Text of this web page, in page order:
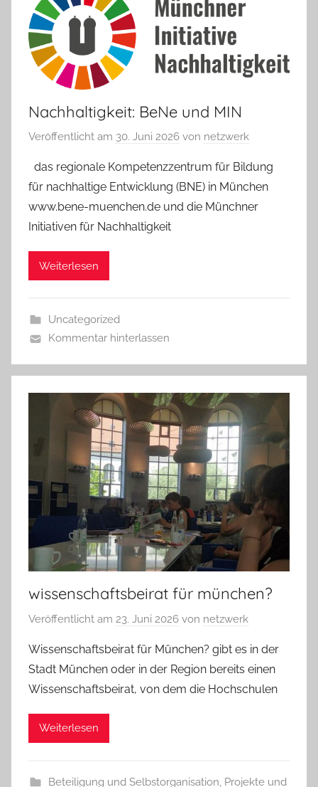
Nachhaltigkeit: BeNe und MIN
Veröffentlicht am 30. Juni 2026 von netzwerk
das regionale Kompetenzzentrum für Bildung
für nachhaltige Entwicklung (BNE) in München
www.bene-muenchen.de und die Münchner
Initiativen für Nachhaltigkeit
Weiterlesen
Uncategorized
Kommentar hinterlassen
wissenschaftsbeirat für münchen?
Veröffentlicht am 23. Juni 2026 von netzwerk
Wissenschaftsbeirat für München? gibt es in der
Stadt München oder in der Region bereits einen
Wissenschaftsbeirat, von dem die Hochschulen
Weiterlesen
Beteiligung und Selbstorganisation, Projekte und